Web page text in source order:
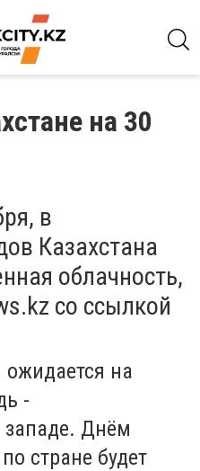
на 30
в
Казахстана
облачность,
со ссылкой
на
-
Днём
стране будет